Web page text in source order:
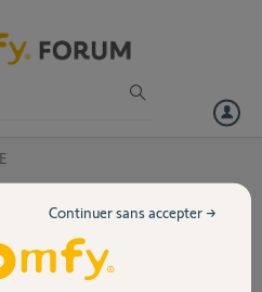
ketys ns 2rts?
télécommande SOMFY Ketys NS
acheté en 2004.
Continuer sans accepter →